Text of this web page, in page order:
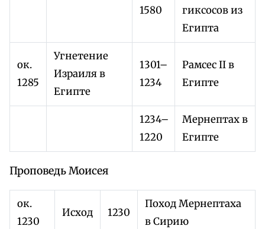
1580
гиксосов из
Египта
ок.
1285
Угнетение
Израиля в
Египте
1301–
1234
Рамсес II в
Египте
1234–
1220
Мернептах в
Египте
Проповедь Моисея
ок.
1230
Исход 1230
Поход Мернептаха
в Сирию